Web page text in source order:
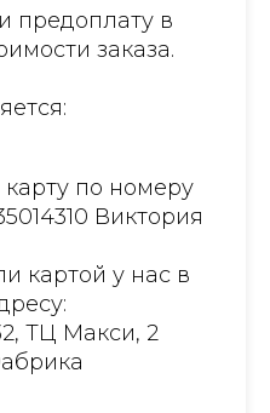
предоплату в
заказа.
по номеру
Виктория
картой у нас в
ТЦ Макси, 2